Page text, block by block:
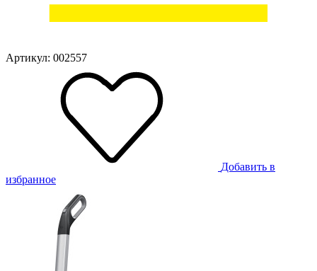
Артикул: 002557
Добавить в
избранное